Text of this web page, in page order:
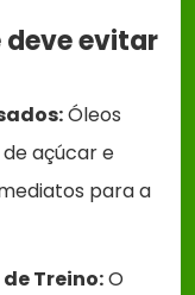
deve evitar
Óleos
açúcar e
para a
Treino:O